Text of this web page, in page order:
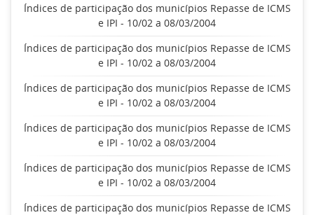
Índices de participação dos municípios Repasse de ICMS
e IPI - 10/02 a 08/03/2004
Índices de participação dos municípios Repasse de ICMS
e IPI - 10/02 a 08/03/2004
Índices de participação dos municípios Repasse de ICMS
e IPI - 10/02 a 08/03/2004
Índices de participação dos municípios Repasse de ICMS
e IPI - 10/02 a 08/03/2004
Índices de participação dos municípios Repasse de ICMS
e IPI - 10/02 a 08/03/2004
Índices de participação dos municípios Repasse de ICMS